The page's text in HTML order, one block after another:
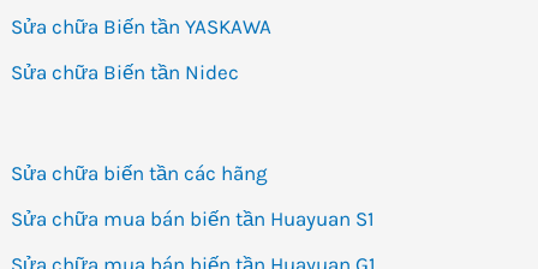
Sửa chữa Biến tần YASKAWA
Sửa chữa Biến tần Nidec
Sửa chữa biến tần các hãng
Sửa chữa mua bán biến tần Huayuan S1
Sửa chữa mua bán biến tần Huayuan G1